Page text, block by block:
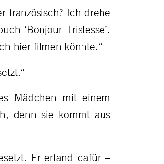
französisch? Ich drehe
‘Bonjour Tristesse’.
hier filmen könnte.“
Mädchen mit einem
denn sie kommt aus
Er erfand dafür –